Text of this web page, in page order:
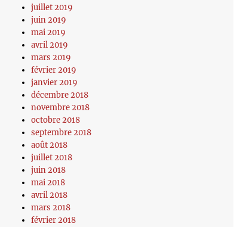
juillet 2019
juin 2019
mai 2019
avril 2019
mars 2019
février 2019
janvier 2019
décembre 2018
novembre 2018
octobre 2018
septembre 2018
août 2018
juillet 2018
juin 2018
mai 2018
avril 2018
mars 2018
février 2018